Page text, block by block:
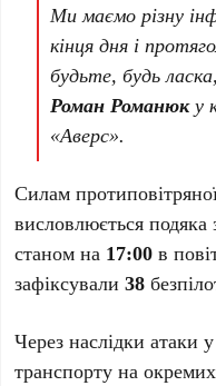
Ми маємо різну
кінця дня і
будьте, будь
Роман Романюку
«Аверс».
Силам
висловлюється
станом на 17:00 в
зафіксували38
Через наслідки
транспорту на